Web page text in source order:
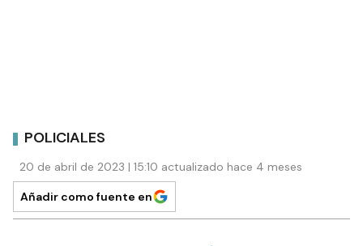
POLICIALES
20 de abril de 2023 | 15:10 actualizado hace 4 meses
Añadir como fuente en